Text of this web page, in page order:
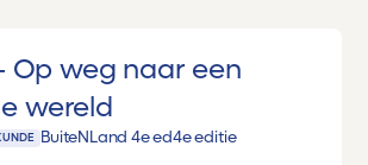
Op weg naar een
wereld
BuiteNLand 4e ed4e editie